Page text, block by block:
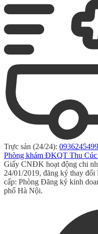
Trực sản (24/24): 0936245499
Phòng khám ĐKQT Thu
Giấy CNĐK hoạt động chi
24/01/2019, đăng ký thay
cấp: Phòng Đăng ký kinh
phố Hà Nội.